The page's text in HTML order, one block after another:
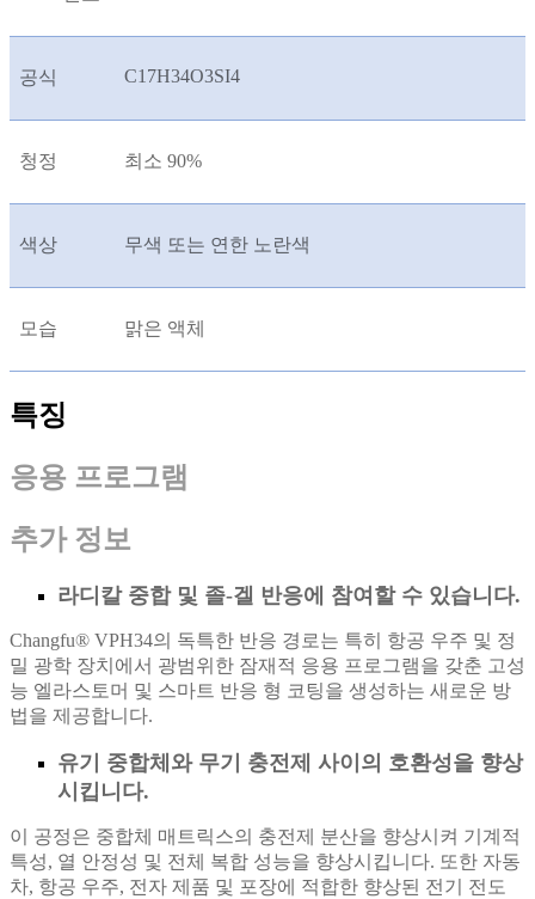
공식 C17H34O3SI4
청정 최소 90%
색상 무색 또는 연한 노란색
모습 맑은 액체
특징
응용 프로그램
추가 정보
라디칼 중합 및 졸-겔 반응에 참여할 수 있습니다.
Changfu® VPH34의 독특한 반응 경로는 특히 항공 우주 및 정
밀 광학 장치에서 광범위한 잠재적 응용 프로그램을 갖춘 고성
능 엘라스토머 및 스마트 반응 형 코팅을 생성하는 새로운 방
법을 제공합니다.
유기 중합체와 무기 충전제 사이의 호환성을 향상
시킵니다.
이 공정은 중합체 매트릭스의 충전제 분산을 향상시켜 기계적
특성, 열 안정성 및 전체 복합 성능을 향상시킵니다. 또한 자동
차, 항공 우주, 전자 제품 및 포장에 적합한 향상된 전기 전도